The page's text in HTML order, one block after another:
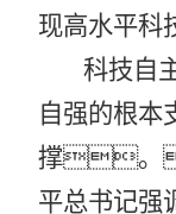
现高水平科
科技自
自强的根本
撑。
平总书记